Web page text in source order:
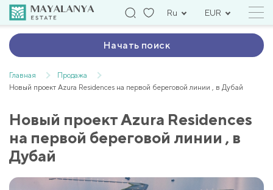
Ru EUR
Начать поиск
Главная
Продажа
Новый проект Azura Residences на первой береговой линии , в Дубай
Новый проект Azura Residences
на первой береговой линии , в
Дубай